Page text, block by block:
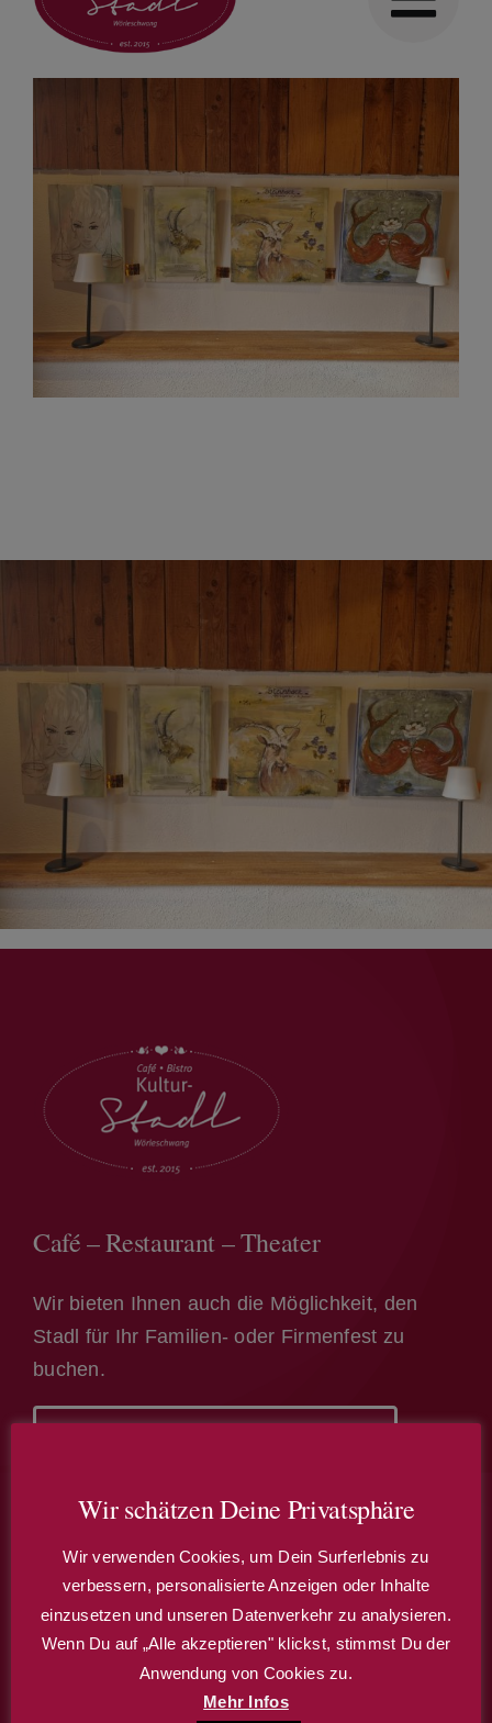
Café – Restaurant – Theater
Wir bieten Ihnen auch die Möglichkeit, den
Stadl für Ihr Familien- oder Firmenfest zu
buchen.
Anschrift & Kontakt
Wir schätzen Deine Privatsphäre
Wir verwenden Cookies, um Dein Surferlebnis zu
verbessern, personalisierte Anzeigen oder Inhalte
einzusetzen und unseren Datenverkehr zu analysieren.
Wenn Du auf „Alle akzeptieren" klickst, stimmst Du der
Anwendung von Cookies zu.
Mehr Infos